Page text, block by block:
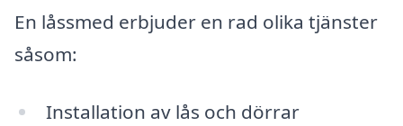
En låssmed erbjuder en rad olika tjänster
såsom:
Installation av lås och dörrar